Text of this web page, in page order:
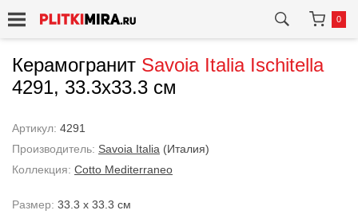
0
Керамогранит Savoia Italia Ischitella
4291, 33.3x33.3 см
Артикул: 4291
Производитель: Savoia Italia (Италия)
Коллекция: Cotto Mediterraneo
Размер: 33.3 x 33.3 см